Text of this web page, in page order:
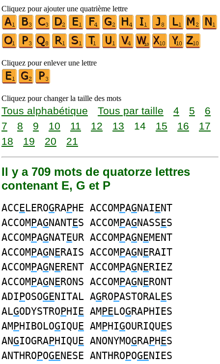
Cliquez pour ajouter une quatrième lettre
Cliquez pour enlever une lettre
Cliquez pour changer la taille des mots
Tous alphabétique Tous par taille 4 5
6
7
8 9 10 11 12 13 14 15 16
17
18
19 20 21
Il y a 709 mots de quatorze lettres
contenant E, G et P
ACCELEROGRAPHE ACCOMPAGNAIENT
ACCOMPAGNANTES ACCOMPAGNASSES
ACCOMPAGNATEUR ACCOMPAGNEMENT
ACCOMPAGNERAIS ACCOMPAGNERAIT
ACCOMPAGNERENT ACCOMPAGNERIEZ
ACCOMPAGNERONS ACCOMPAGNERONT
ADIPOSOGENITAL AGROPASTORALES
ALGODYSTROPHIE AMPELOGRAPHIES
AMPHIBOLOGIQUE AMPHIGOURIQUES
ANGIOGRAPHIQUE ANONYMOGRAPHES
ANTHROPOGENESE ANTHROPOGENIES